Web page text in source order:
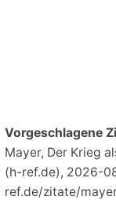
Vorgeschlagene
Mayer, Der Krieg
(h-ref.de), 2026-
ref.de/zitate/